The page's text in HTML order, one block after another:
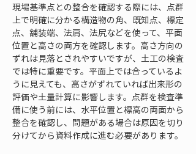
現場基準点との整合を確認する際には、点群
上で明確に分かる構造物の角、既知点、標定
点、舗装端、法肩、法尻などを使って、平面
位置と高さの両方を確認します。高さ方向の
ずれは見落とされやすいですが、土工の検査
では特に重要です。平面上では合っているよ
うに見えても、高さがずれていれば出来形の
評価や土量計算に影響します。点群を検査準
備に使う前には、水平位置と標高の両面から
整合を確認し、問題がある場合は原因を切り
分けてから資料作成に進む必要があります。